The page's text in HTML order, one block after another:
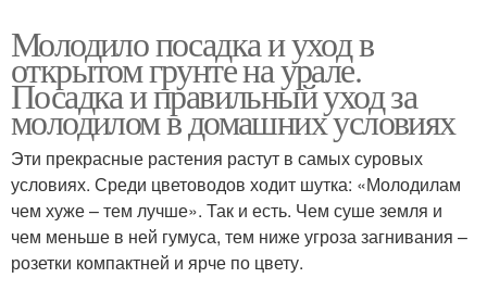
Молодило посадка и уход в
открытом грунте на урале.
Посадка и правильный уход за
молодилом в домашних условиях
Эти прекрасные растения растут в самых суровых
условиях. Среди цветоводов ходит шутка: «Молодилам
чем хуже – тем лучше». Так и есть. Чем суше земля и
чем меньше в ней гумуса, тем ниже угроза загнивания –
розетки компактней и ярче по цвету.